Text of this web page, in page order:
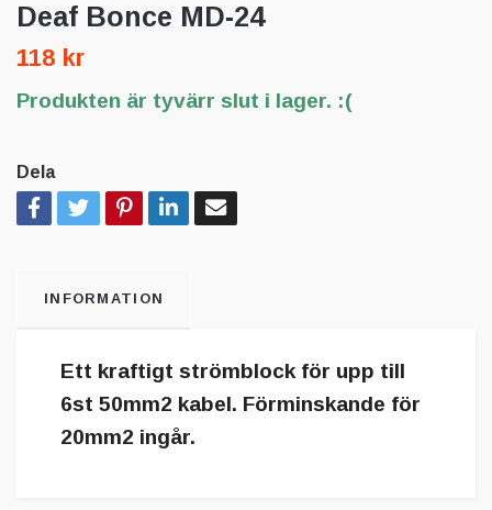
Deaf Bonce MD-24
118 kr
Produkten är tyvärr slut i lager. :(
Dela
INFORMATION
Ett kraftigt strömblock för upp till
6st 50mm2 kabel. Förminskande för
20mm2 ingår.